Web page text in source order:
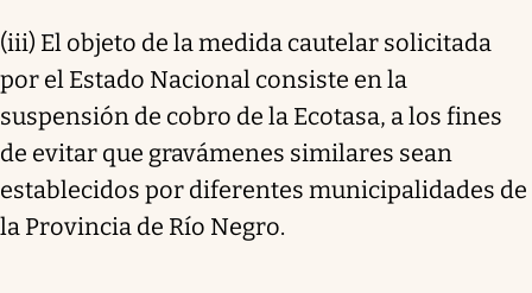
(iii) El objeto de la medida cautelar solicitada
por el Estado Nacional consiste en la
suspensión de cobro de la Ecotasa, a los fines
de evitar que gravámenes similares sean
establecidos por diferentes municipalidades de
la Provincia de Río Negro.